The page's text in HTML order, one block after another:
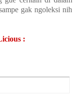
gak ngoleksi nih
: